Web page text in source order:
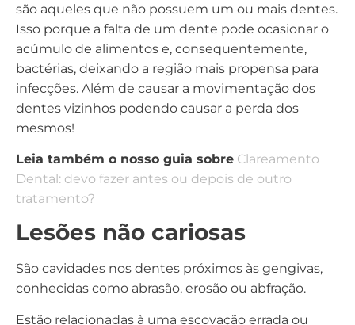
são aqueles que não possuem um ou mais dentes.
Isso porque a falta de um dente pode ocasionar o
acúmulo de alimentos e, consequentemente,
bactérias, deixando a região mais propensa para
infecções. Além de causar a movimentação dos
dentes vizinhos podendo causar a perda dos
mesmos!
Leia também o nosso guia sobre Clareamento
Dental: devo fazer antes ou depois de outro
tratamento?
Lesões não cariosas
São cavidades nos dentes próximos às gengivas,
conhecidas como abrasão, erosão ou abfração.
Estão relacionadas à uma escovação errada ou